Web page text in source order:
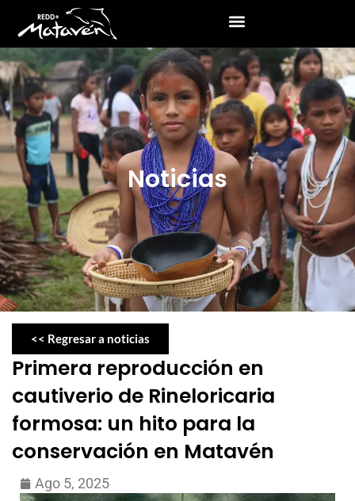
Noticias
<< Regresar a noticias
Primera reproducción en
cautiverio de Rineloricaria
formosa: un hito para la
conservación en Matavén
Ago 5, 2025